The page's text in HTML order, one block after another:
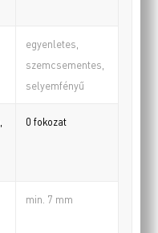
egyenletes,
szemcsementes,
selyemfényű
0 fokozat
min. 7 mm